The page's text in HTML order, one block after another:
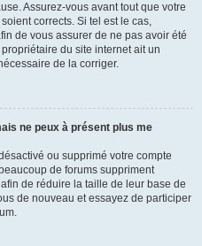
Assurez-vous avant tout que votre
corrects. Si tel est le cas,
de vous assurer de ne pas avoir été
du site internet ait un
de la corriger.
ne peux à présent plus me
ou supprimé votre compte
de forums suppriment
de réduire la taille de leur base de
de nouveau et essayez de participer